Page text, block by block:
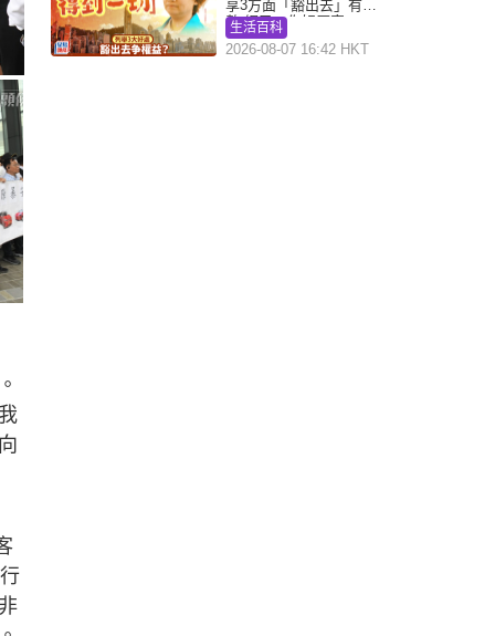
享3方面「豁出去」有著
數 網民：你好厲害
生活百科
2026-08-07 16:42 HKT